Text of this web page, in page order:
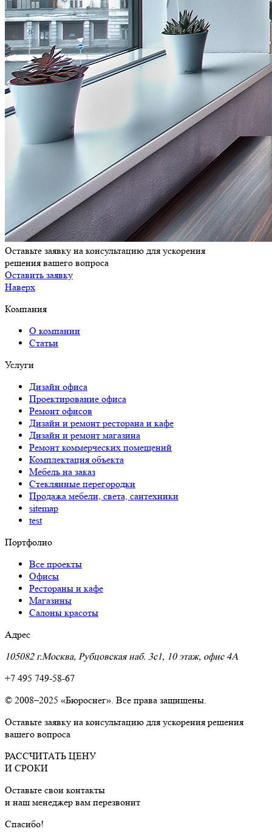
Оставьте заявку на консультацию для ускорения
решения вашего вопроса
Оставить заявку
Наверх
Компания
О компании
Статьи
Услуги
Дизайн офиса
Проектирование офиса
Ремонт офисов
Дизайн и ремонт ресторана и кафе
Дизайн и ремонт магазина
Ремонт коммерческих помещений
Комплектация объекта
Мебель на заказ
Стеклянные перегородки
Продажа мебели, света, сантехники
sitemap
test
Портфолио
Все проекты
Офисы
Рестораны и кафе
Магазины
Салоны красоты
Адрес
105082 г.Москва, Рубцовская наб. 3с1, 10 этаж, офис 4A
+7 495 749-58-67
© 2008–2025 «Бюроснег». Все права защищены.
Оставьте заявку на консультацию для ускорения решения
вашего вопроса
РАССЧИТАТЬ ЦЕНУ
И СРОКИ
Оставьте свои контакты
и наш менеджер вам перезвонит
Cпасибо!